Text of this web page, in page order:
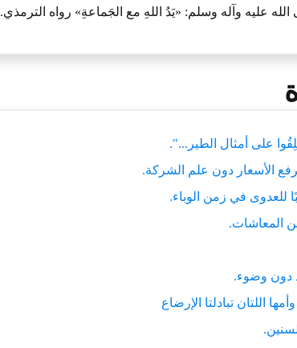
عليه وآله وسلم: «يَدُ اللهِ مع الجَماعةِ» رواه الترمذي.
على أمثال الطير...".
الأسعار دون علم الشركة.
للعدوى في زمن الوباء.
المعاشات.
دون وضوء.
اللتان تبادلتا الإرضاع